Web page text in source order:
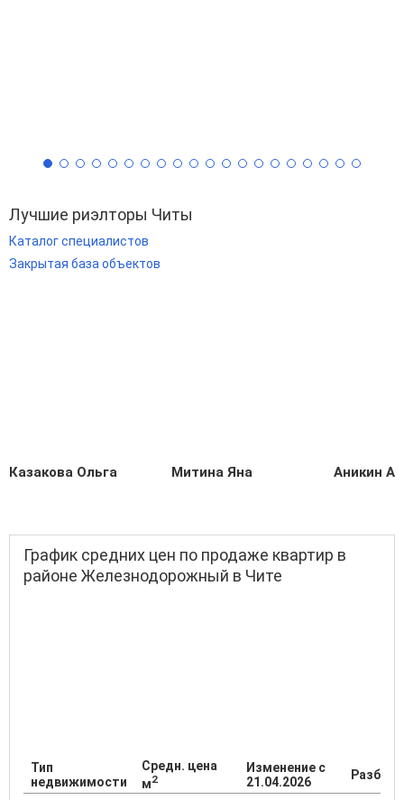
Лучшие риэлторы Читы
Каталог специалистов
Закрытая база объектов
Казакова Ольга Митина Яна Аникин
График средних цен по продаже квартир в
районе Железнодорожный в Чите
Тип
недвижимости
Средн. цена
м2
Изменение с
21.04.2026